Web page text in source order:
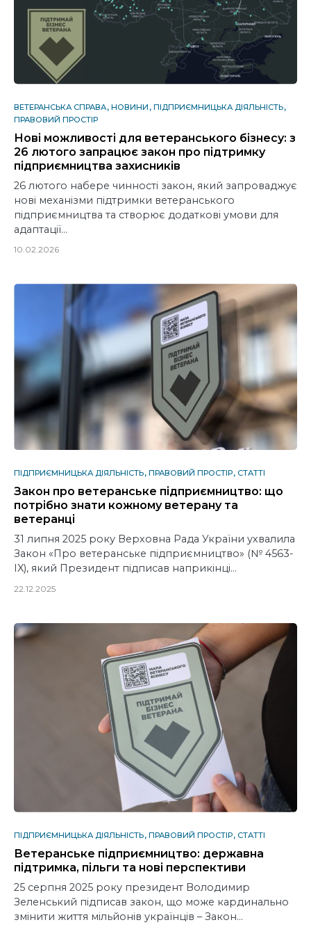
ВЕТЕРАНСЬКА СПРАВА НОВИНИ ПІДПРИЄМНИЦЬКА ДІЯЛЬНІСТЬ
ПРАВОВИЙ ПРОСТІР
Нові можливості для ветеранського бізнесу: з
26 лютого запрацює закон про підтримку
підприємництва захисників
26 лютого набере чинності закон, який запроваджує
нові механізми підтримки ветеранського
підприємництва та створює додаткові умови для
адаптації…
10.02.2026
ПІДПРИЄМНИЦЬКА ДІЯЛЬНІСТЬ ПРАВОВИЙ ПРОСТІР СТАТТІ
Закон про ветеранське підприємництво: що
потрібно знати кожному ветерану та
ветеранці
31 липня 2025 року Верховна Рада України ухвалила
Закон «Про ветеранське підприємництво» (№ 4563-
IX), який Президент підписав наприкінці…
22.12.2025
ПІДПРИЄМНИЦЬКА ДІЯЛЬНІСТЬ ПРАВОВИЙ ПРОСТІР СТАТТІ
Ветеранське підприємництво: державна
підтримка, пільги та нові перспективи
25 серпня 2025 року президент Володимир
Зеленський підписав закон, що може кардинально
змінити життя мільйонів українців – Закон…